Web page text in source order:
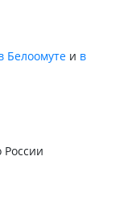
Белоомуте и в
России